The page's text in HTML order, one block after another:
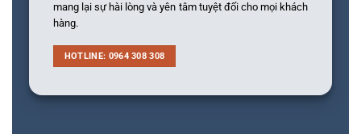
mang lại sự hài lòng và yên tâm tuyệt đối cho mọi khách
hàng.
HOTLINE: 0964 308 308